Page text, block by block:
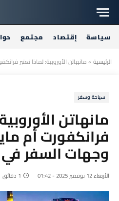
سياسة إقتصاد مجتمع
الرئيسية»مانهاتن الأوروبية: لماذا تعتبر
سياحة وسفر
مانهاتن
فرانكفورت أم
وجهات السفر في
الأربعاء 12 نوفمبر 2025 - 01:42 1 دقائق